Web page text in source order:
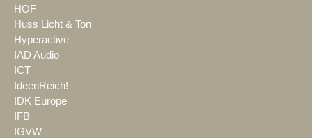
HOF
Huss Licht & Ton
Hyperactive
IAD Audio
ICT
IdeenReich!
IDK Europe
IFB
IGVW